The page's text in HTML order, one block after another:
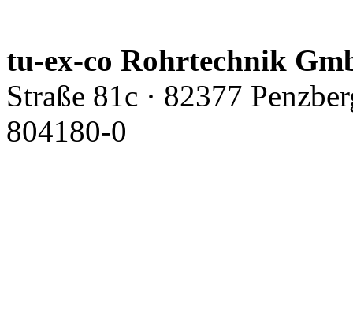
tu-ex-co Rohrtechnik
Straße 81c · 82377
804180-0